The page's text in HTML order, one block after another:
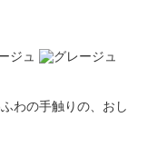
わの手触りの、おし